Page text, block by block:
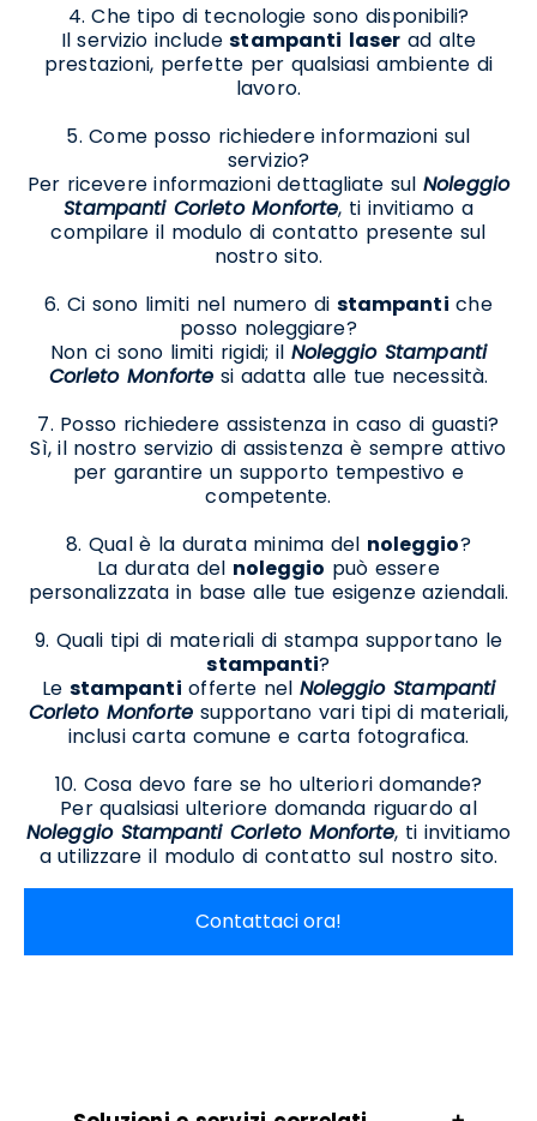
4. Che tipo di tecnologie sono disponibili?
Il servizio includestampanti laser ad alte
prestazioni, perfette per qualsiasi ambiente di
lavoro.
5. Come posso richiedere informazioni sul
servizio?
Per ricevere informazioni dettagliate sulNoleggio
Stampanti Corleto Monforte, ti invitiamo a
compilare il modulo di contatto presente sul
nostro sito.
6. Ci sono limiti nel numero di stampanti che
posso noleggiare?
Non ci sono limiti rigidi; il Noleggio Stampanti
Corleto Monforte si adatta alle tue necessità.
7. Posso richiedere assistenza in caso di guasti?
Sì, il nostro servizio di assistenza è sempre attivo
per garantire un supporto tempestivo e
competente.
8. Qual è la durata minima del noleggio?
La durata del noleggio può essere
personalizzata in base alle tue esigenze aziendali.
9. Quali tipi di materiali di stampa supportano le
stampanti?
Le stampanti offerte nel Noleggio Stampanti
Corleto Monfortesupportano vari tipi di materiali,
inclusi carta comune e carta fotografica.
10. Cosa devo fare se ho ulteriori domande?
Per qualsiasi ulteriore domanda riguardo al
Noleggio Stampanti Corleto Monforte, ti invitiamo
a utilizzare il modulo di contatto sul nostro sito.
Contattaci ora!